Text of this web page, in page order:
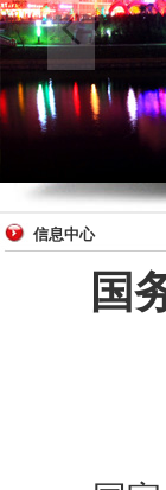
信息中心
国